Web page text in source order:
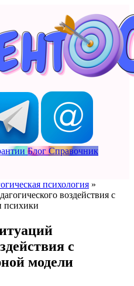
Блог Справочник
психология »
воздействия с
психики
с
модели